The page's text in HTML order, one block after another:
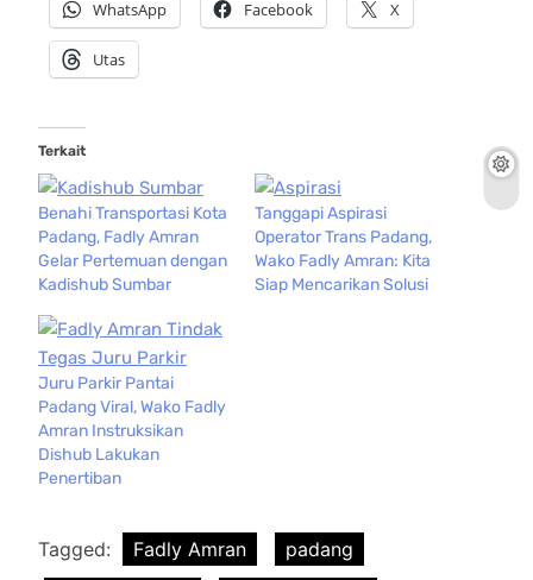
WhatsApp Facebook X
Utas
Terkait
Benahi Transportasi Kota
Padang, Fadly Amran
Gelar Pertemuan dengan
Kadishub Sumbar
Tanggapi Aspirasi
Operator Trans Padang,
Wako Fadly Amran: Kita
Siap Mencarikan Solusi
Juru Parkir Pantai
Padang Viral, Wako Fadly
Amran Instruksikan
Dishub Lakukan
Penertiban
Tagged: Fadly Amran
padang